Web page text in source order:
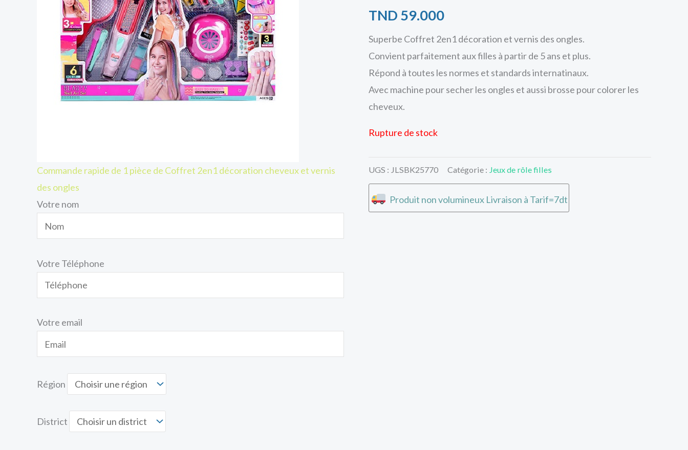
Commande rapide de 1 pièce de Coffret 2en1 décoration cheveux et vernis
des ongles
Votre nom
Votre Téléphone
Votre email
Région
District
TND 59.000
Superbe Coffret 2en1 décoration et vernis des ongles.
Convient parfaitement aux filles à partir de 5 ans et plus.
Répond à toutes les normes et standards internatinaux.
Avec machine pour secher les ongles et aussi brosse pour colorer les
cheveux.
Rupture de stock
UGS : JLSBK25770 Catégorie : Jeux de rôle filles
Produit non volumineux Livraison à Tarif=7dt